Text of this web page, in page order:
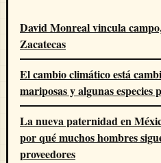
David Monreal vincula
Zacatecas
El cambio climático está
mariposas y algunas especies
La nueva paternidad en
por qué muchos hombres
proveedores